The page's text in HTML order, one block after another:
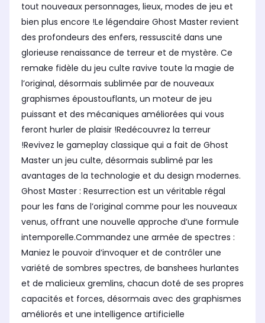
tout nouveaux personnages, lieux, modes de jeu et
bien plus encore !Le légendaire Ghost Master revient
des profondeurs des enfers, ressuscité dans une
glorieuse renaissance de terreur et de mystère. Ce
remake fidèle du jeu culte ravive toute la magie de
l’original, désormais sublimée par de nouveaux
graphismes époustouflants, un moteur de jeu
puissant et des mécaniques améliorées qui vous
feront hurler de plaisir !Redécouvrez la terreur
!Revivez le gameplay classique qui a fait de Ghost
Master un jeu culte, désormais sublimé par les
avantages de la technologie et du design modernes.
Ghost Master : Resurrection est un véritable régal
pour les fans de l’original comme pour les nouveaux
venus, offrant une nouvelle approche d’une formule
intemporelle.Commandez une armée de spectres :
Maniez le pouvoir d’invoquer et de contrôler une
variété de sombres spectres, de banshees hurlantes
et de malicieux gremlins, chacun doté de ses propres
capacités et forces, désormais avec des graphismes
améliorés et une intelligence artificielle